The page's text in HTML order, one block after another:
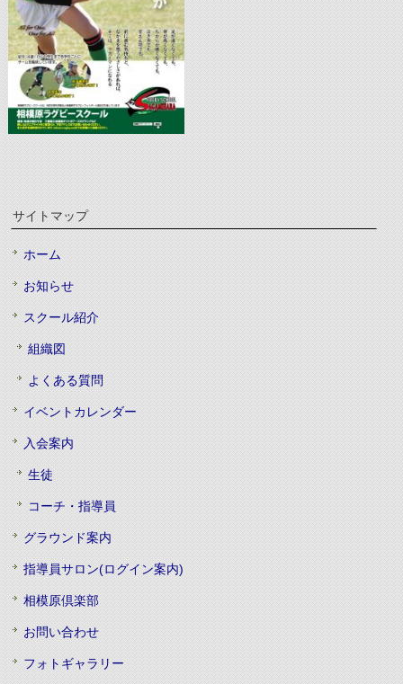
サイトマップ
ホーム
お知らせ
スクール紹介
組織図
よくある質問
イベントカレンダー
入会案内
生徒
コーチ・指導員
グラウンド案内
指導員サロン(ログイン案内)
相模原倶楽部
お問い合わせ
フォトギャラリー